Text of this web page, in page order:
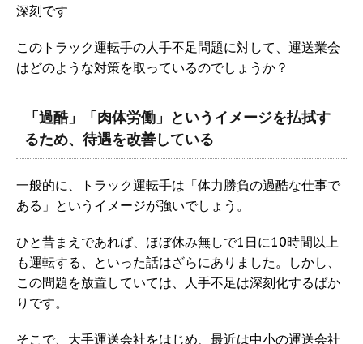
深刻です
このトラック運転手の人手不足問題に対して、運送業会
はどのような対策を取っているのでしょうか？
「過酷」「肉体労働」というイメージを払拭す
るため、待遇を改善している
一般的に、トラック運転手は「体力勝負の過酷な仕事で
ある」というイメージが強いでしょう。
ひと昔まえであれば、ほぼ休み無しで1日に10時間以上
も運転する、といった話はざらにありました。しかし、
この問題を放置していては、人手不足は深刻化するばか
りです。
そこで、大手運送会社をはじめ、最近は中小の運送会社